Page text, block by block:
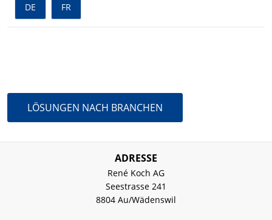
DE FR
LÖSUNGEN NACH BRANCHEN
ADRESSE
René Koch AG
Seestrasse 241
8804 Au/Wädenswil